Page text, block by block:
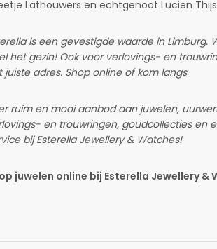
Lathouwers en echtgenoot Lucien Thijs
is een gevestigde waarde in
het gezin! Ook voor verlovings- en
juiste adres. Shop online of kom langs
ruim en mooi aanbod aan juwelen,
en trouwringen, goudcollecties en
bij Esterella Jewellery & Watches!
juwelen online bij Esterella Jewellery &